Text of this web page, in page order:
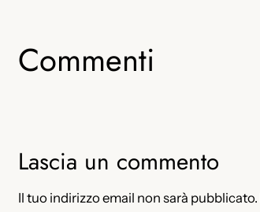
Commenti
Lascia un commento
Il tuo indirizzo email non sarà pubblicato.